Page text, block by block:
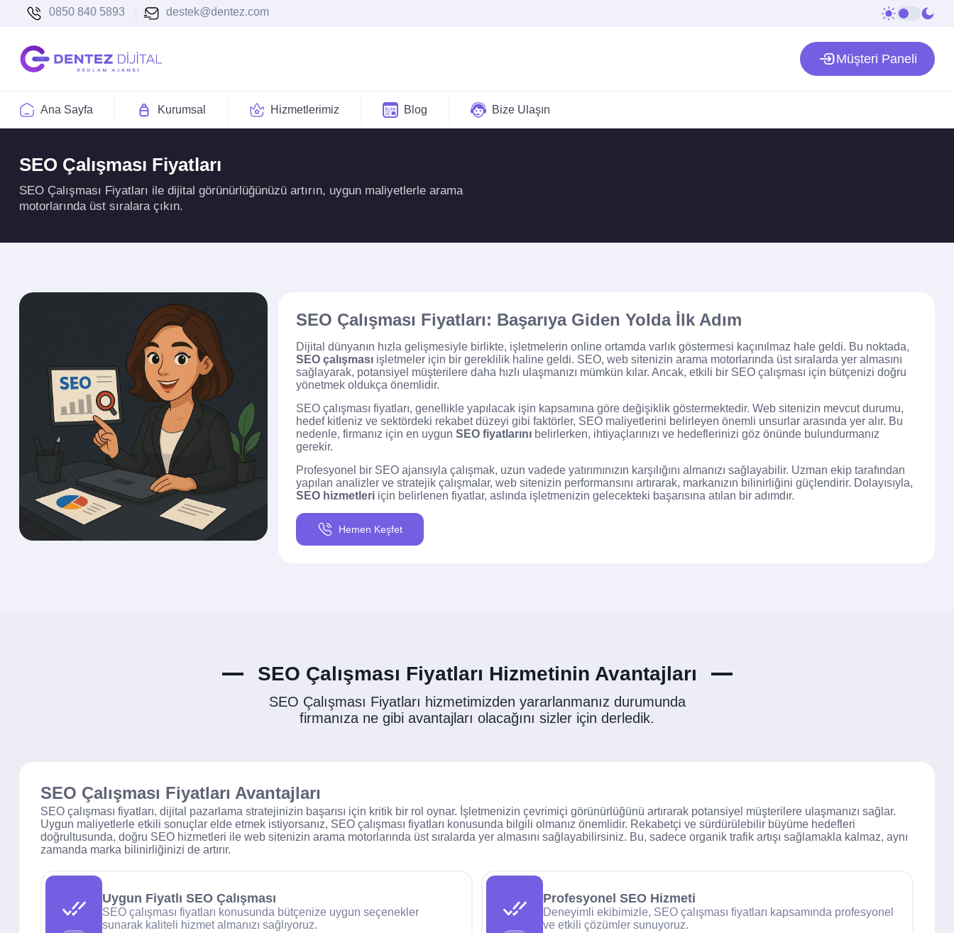
0850 840 5893 destek@dentez.com
Müşteri Paneli
Ana Sayfa Kurumsal Hizmetlerimiz Blog Bize Ulaşın
SEO Çalışması Fiyatları
SEO Çalışması Fiyatları ile dijital görünürlüğünüzü artırın, uygun maliyetlerle arama
motorlarında üst sıralara çıkın.
SEO Çalışması Fiyatları: Başarıya Giden Yolda İlk Adım
Dijital dünyanın hızla gelişmesiyle birlikte, işletmelerin online ortamda varlık göstermesi kaçınılmaz hale geldi. Bu noktada,
SEO çalışması işletmeler için bir gereklilik haline geldi. SEO, web sitenizin arama motorlarında üst sıralarda yer almasını
sağlayarak, potansiyel müşterilere daha hızlı ulaşmanızı mümkün kılar. Ancak, etkili bir SEO çalışması için bütçenizi doğru
yönetmek oldukça önemlidir.
SEO çalışması fiyatları, genellikle yapılacak işin kapsamına göre değişiklik göstermektedir. Web sitenizin mevcut durumu,
hedef kitleniz ve sektördeki rekabet düzeyi gibi faktörler, SEO maliyetlerini belirleyen önemli unsurlar arasında yer alır. Bu
nedenle, firmanız için en uygun SEO fiyatlarını belirlerken, ihtiyaçlarınızı ve hedeflerinizi göz önünde bulundurmanız
gerekir.
Profesyonel bir SEO ajansıyla çalışmak, uzun vadede yatırımınızın karşılığını almanızı sağlayabilir. Uzman ekip tarafından
yapılan analizler ve stratejik çalışmalar, web sitenizin performansını artırarak, markanızın bilinirliğini güçlendirir. Dolayısıyla,
SEO hizmetleri için belirlenen fiyatlar, aslında işletmenizin gelecekteki başarısına atılan bir adımdır.
Hemen Keşfet
SEO Çalışması Fiyatları Hizmetinin Avantajları
SEO Çalışması Fiyatları hizmetimizden yararlanmanız durumunda
firmanıza ne gibi avantajları olacağını sizler için derledik.
SEO Çalışması Fiyatları Avantajları
SEO çalışması fiyatları, dijital pazarlama stratejinizin başarısı için kritik bir rol oynar. İşletmenizin çevrimiçi görünürlüğünü artırarak potansiyel müşterilere ulaşmanızı sağlar.
Uygun maliyetlerle etkili sonuçlar elde etmek istiyorsanız, SEO çalışması fiyatları konusunda bilgili olmanız önemlidir. Rekabetçi ve sürdürülebilir büyüme hedefleri
doğrultusunda, doğru SEO hizmetleri ile web sitenizin arama motorlarında üst sıralarda yer almasını sağlayabilirsiniz. Bu, sadece organik trafik artışı sağlamakla kalmaz, aynı
zamanda marka bilinirliğinizi de artırır.
Uygun Fiyatlı SEO Çalışması
SEO çalışması fiyatları konusunda bütçenize uygun seçenekler
sunarak kaliteli hizmet almanızı sağlıyoruz.
Profesyonel SEO Hizmeti
Deneyimli ekibimizle, SEO çalışması fiyatları kapsamında profesyonel
ve etkili çözümler sunuyoruz.